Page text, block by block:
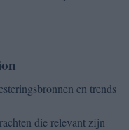
en trends
die relevant zijn